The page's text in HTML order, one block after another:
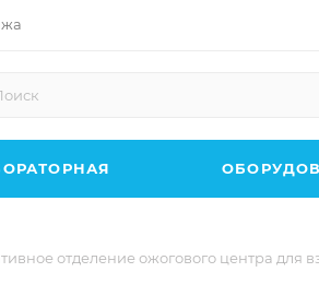
отделение ожогового центра для